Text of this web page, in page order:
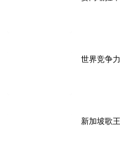
世界竞争
新加坡歌